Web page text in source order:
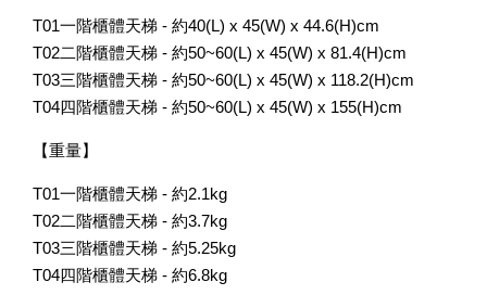
T01一階櫃體天梯 - 約40(L) x 45(W) x 44.6(H)cm
T02二階櫃體天梯 - 約50~60(L) x 45(W) x 81.4(H)cm
T03三階櫃體天梯 - 約50~60(L) x 45(W) x 118.2(H)cm
T04四階櫃體天梯 - 約50~60(L) x 45(W) x 155(H)cm
【重量】
T01一階櫃體天梯 - 約2.1kg
T02二階櫃體天梯 - 約3.7kg
T03三階櫃體天梯 - 約5.25kg
T04四階櫃體天梯 - 約6.8kg